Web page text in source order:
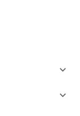

